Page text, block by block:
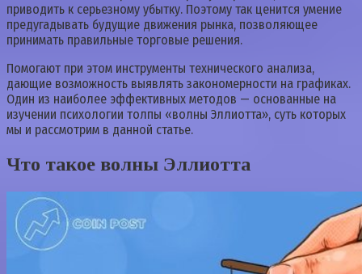
приводить к серьезному убытку. Поэтому так ценится умение
предугадывать будущие движения рынка, позволяющее
принимать правильные торговые решения.
Помогают при этом инструменты технического анализа,
дающие возможность выявлять закономерности на графиках.
Один из наиболее эффективных методов — основанные на
изучении психологии толпы «волны Эллиотта», суть которых
мы и рассмотрим в данной статье.
Что такое волны Эллиотта